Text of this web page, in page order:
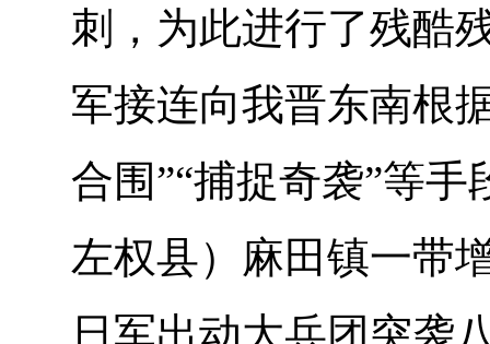
刺，为此进行了残酷
军接连向我晋东南根
合围”“捕捉奇袭”等
左权县）麻田镇一带
日军出动大兵团突袭